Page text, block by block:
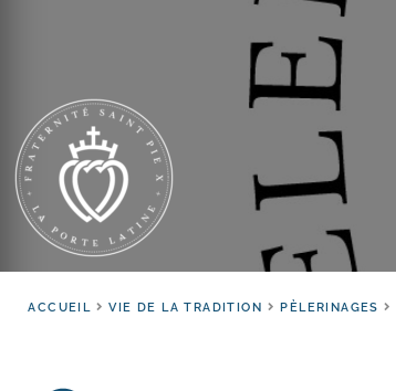
ACCUEIL VIE DE LA TRADITION PÈLERINAGES